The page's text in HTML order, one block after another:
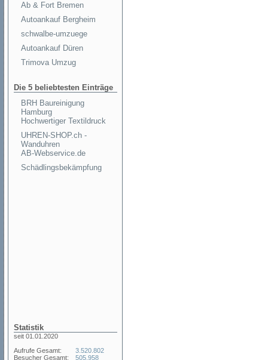
Ab & Fort Bremen
Autoankauf Bergheim
schwalbe-umzuege
Autoankauf Düren
Trimova Umzug
Die 5 beliebtesten Einträge
BRH Baureinigung
Hamburg
Hochwertiger Textildruck
UHREN-SHOP.ch -
Wanduhren
AB-Webservice.de
Schädlingsbekämpfung
Statistik
seit 01.01.2020
Aufrufe Gesamt:
Besucher Gesamt:
3.520.802
505.958